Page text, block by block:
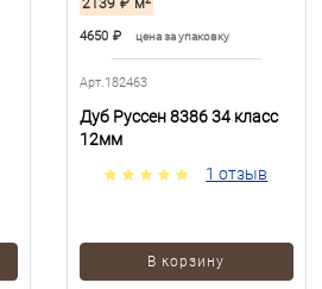
2139 ₽ м
4650 ₽ цена за упаковку
Арт.182463
Дуб Руссен 8386 34 класс
12мм
1 отзыв
В корзину